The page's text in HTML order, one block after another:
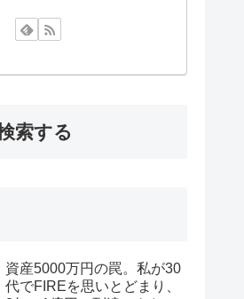
索する
資産5000万円の罠。私が30
代でFIREを思いとどまり、